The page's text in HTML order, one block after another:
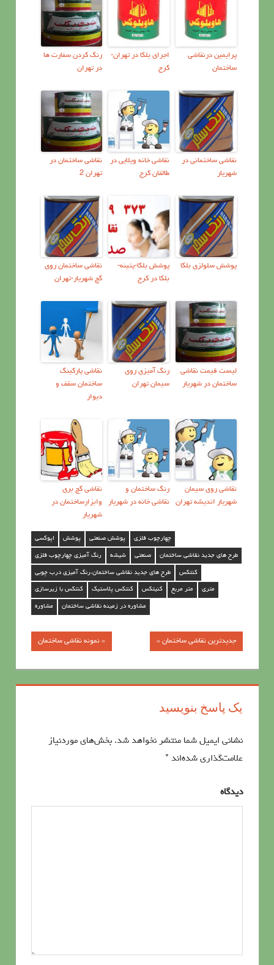
پرايمين درنقاشي
ساختمان
اجرای بلکا در تهران-
کرج
رنگ کردن سفارت ها
در تهران
نقاشی ساختمانی در
شهریار
نقاشی خانه ویلایی در
طالقان کرج
نقاشی ساختمان در
تهران 2
پوشش سلولزي بلکا
پوشش بلکا-پتینه-
بلکا در کرج
نقاشي ساختمان روي
گچ شهریار-تهران
ليست قيمت نقاشي
ساختمان در شهریار
رنگ آمیزی روی
سیمان تهران
نقاشی پارکینگ
ساختمان سقف و
دیوار
نقاشی روی سیمان
شهریار اندیشه تهران
رنگ ساختمان و
نقاشی خانه در شهریار
نقاشي گچ بري
وابزارساختمان در
شهریار
اپوکسی پوشش پوشش صنعتی چهارچوب فلزی
رنگ آمیزی چهارچوب فلزی شیشه صنعتی طرح های جدید نقاشی ساختمان
طرح های جدید نقاشی ساختمان،رنگ آمیزی درب چوبی کنتکس
کنتکس با زیرسازی کنتکس پلاستیک کنیتکس متر مربع متری
مشاوره مشاوره در زمینه نقاشی ساختمان
نوشته‌ها
« نمونه نقاشی ساختمان جدیدترین نقاشی ساختمان »
یک پاسخ بنویسید
نشانی ایمیل شما منتشر نخواهد شد. بخش‌های موردنیاز
علامت‌گذاری شده‌اند *
دیدگاه